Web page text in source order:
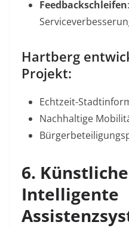
Feedbackschleifen
Hartberg
Projekt:
Echtzeit-
Nachhaltige
6.
Intelligente